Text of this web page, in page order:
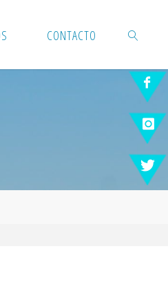
CONTACTO
BUSCAR